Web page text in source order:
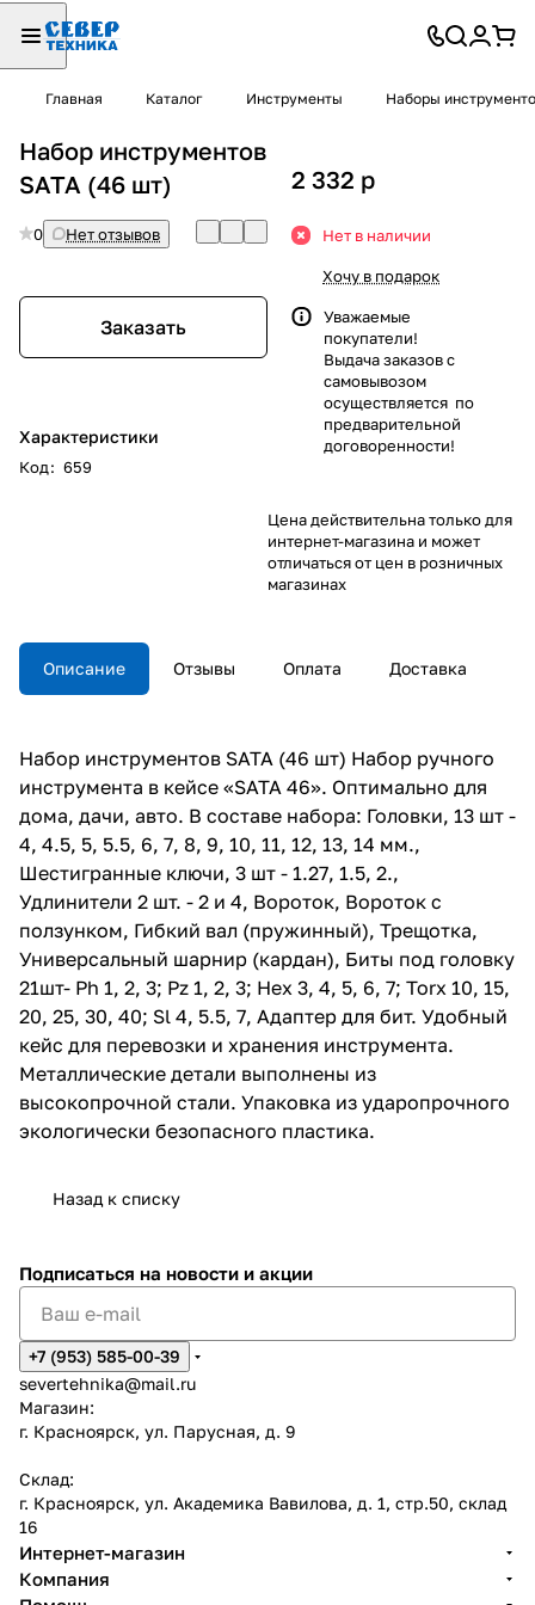
Главная Каталог Инструменты Наборы
Набор инструментов
SATA (46 шт)
0 Нет отзывов
Заказать
Характеристики
Код: 659
2 332 p
Нет в наличии
Хочу в подарок
Уважаемые
покупатели!
Выдача заказов с
самовывозом
осуществляется по
предварительной
договоренности!
Цена действительна только для
интернет-магазина и может
отличаться от цен в розничных
магазинах
Описание Отзывы Оплата Доставка
Набор инструментов SATA (46 шт) Набор ручного
инструмента в кейсе «SATA 46». Оптимально для
дома, дачи, авто. В составе набора: Головки, 13 шт -
4, 4.5, 5, 5.5, 6, 7, 8, 9, 10, 11, 12, 13, 14 мм.,
Шестигранные ключи, 3 шт - 1.27, 1.5, 2.,
Удлинители 2 шт. - 2 и 4, Вороток, Вороток с
ползунком, Гибкий вал (пружинный), Трещотка,
Универсальный шарнир (кардан), Биты под головку
21шт- Ph 1, 2, 3; Pz 1, 2, 3; Hex 3, 4, 5, 6, 7; Torx 10, 15,
20, 25, 30, 40; Sl 4, 5.5, 7, Адаптер для бит. Удобный
кейс для перевозки и хранения инструмента.
Металлические детали выполнены из
высокопрочной стали. Упаковка из ударопрочного
экологически безопасного пластика.
Назад к списку
Подписаться на новости и акции
+7 (953) 585-00-39
severtehnika@mail.ru
Магазин:
г. Красноярск, ул. Парусная, д. 9
Склад:
г. Красноярск, ул. Академика Вавилова, д. 1, стр.50, склад
16
Интернет-магазин
Компания